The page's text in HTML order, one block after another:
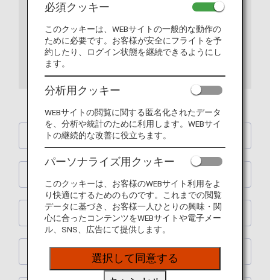
「日本国内線」「国際線」アイコンが両方ある項目は、
両方に新設された機能内容です。「日本国内線」と「国
際線」アイコンいずれか一方の項目は、アイコンの記載
がある方で新設された機能内容です。
全般
サービス
必須クッキー
このクッキーは、WEBサイトの一般的な動作の
ために必要です。お客様が安全にフライトを予
約したり、ログイン状態を継続できるようにし
ます。
分析用クッキー
WEBサイトの閲覧に関する匿名化されたデータ
を、分析や統計のために利用します。WEBサイ
トの継続的な改善に役立ちます。
パーソナライズ用クッキー
このクッキーは、お客様のWEBサイト利用をよ
り快適にするためのものです。これまでの閲覧
データに基づき、お客様一人ひとりの興味・関
心に合ったコンテンツをWEBサイトや電子メー
ル、SNS、広告にて提供します。
選択して同意する